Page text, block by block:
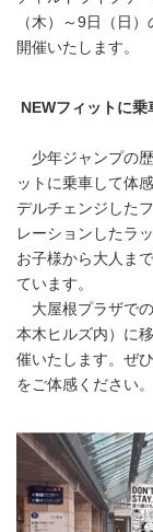
（木）～9日（日
開催いたします。
NEWフィットに
少年ジャンプの
ットに乗車して体
デルチェンジした
レーションしたラ
お子様から大人ま
ています。
大屋根プラザで
本木ヒルズ内）に
催いたします。ぜ
をご体感ください。